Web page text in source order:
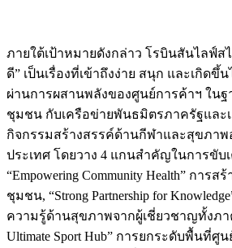
ภายใต้เป้าหมายดังกล่าว โรบินสันไลฟ์ส
ดี” เป็นเรื่องที่เข้าถึงง่าย สนุก และเกิดขึ้
ผ่านการผสานพลังของศูนย์การค้าฯ ใน
ชุมชน กับเครือข่ายพันธมิตรภาครัฐและ
กิจกรรมสร้างสรรค์ด้านกีฬาและสุขภาพ
ประเทศ โดยวาง 4 แกนสำคัญในการขับ
“Empowering Community Health” การ
ชุมชน, “Strong Partnership for
ความรู้ด้านสุขภาพจากผู้เชี่ยวชาญทั้งภา
Ultimate Sport Hub” การยกระดับพื้นที่ศู